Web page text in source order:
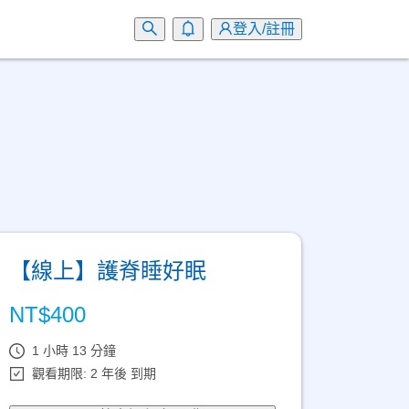
登入/註冊
【線上】護脊睡好眠
NT$400
1 小時 13 分鐘
觀看期限: 2 年後 到期